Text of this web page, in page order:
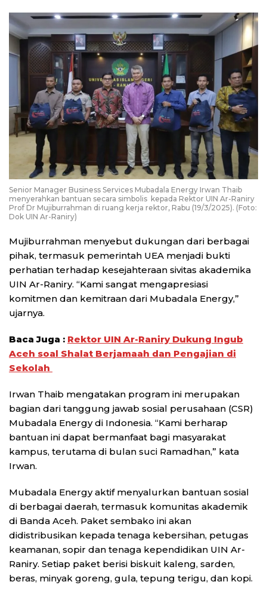
Senior Manager Business Services Mubadala Energy Irwan Thaib
menyerahkan bantuan secara simbolis kepada Rektor UIN Ar-Raniry
Prof Dr Mujiburrahman di ruang kerja rektor, Rabu (19/3/2025). (Foto:
Dok UIN Ar-Raniry)
Mujiburrahman menyebut dukungan dari berbagai
pihak, termasuk pemerintah UEA menjadi bukti
perhatian terhadap kesejahteraan sivitas akademika
UIN Ar-Raniry. “Kami sangat mengapresiasi
komitmen dan kemitraan dari Mubadala Energy,”
ujarnya.
Baca Juga : Rektor UIN Ar-Raniry Dukung Ingub
Aceh soal Shalat Berjamaah dan Pengajian di
Sekolah
Irwan Thaib mengatakan program ini merupakan
bagian dari tanggung jawab sosial perusahaan (CSR)
Mubadala Energy di Indonesia. “Kami berharap
bantuan ini dapat bermanfaat bagi masyarakat
kampus, terutama di bulan suci Ramadhan,” kata
Irwan.
Mubadala Energy aktif menyalurkan bantuan sosial
di berbagai daerah, termasuk komunitas akademik
di Banda Aceh. Paket sembako ini akan
didistribusikan kepada tenaga kebersihan, petugas
keamanan, sopir dan tenaga kependidikan UIN Ar-
Raniry. Setiap paket berisi biskuit kaleng, sarden,
beras, minyak goreng, gula, tepung terigu, dan kopi.